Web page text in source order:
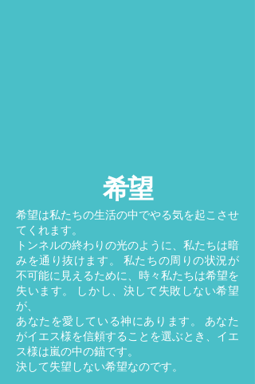
希望
希望は私たちの生活の中でやる気を起こさせ
てくれます。
トンネルの終わりの光のように、私たちは暗
みを通り抜けます。 私たちの周りの状況が
不可能に見えるために、時々私たちは希望を
失います。 しかし、決して失敗しない希望
が、
あなたを愛している神にあります。 あなた
がイエス様を信頼することを選ぶとき、イエ
ス様は嵐の中の錨です。
決して失望しない希望なのです。